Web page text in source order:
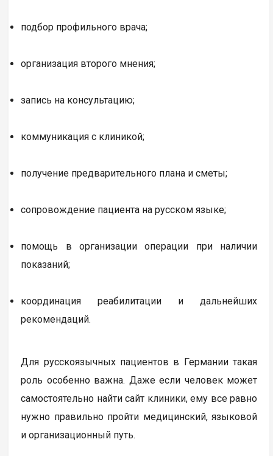
подбор профильного врача;
организация второго мнения;
запись на консультацию;
коммуникация с клиникой;
получение предварительного плана и сметы;
сопровождение пациента на русском языке;
помощь в организации операции при наличии
показаний;
координация реабилитации и дальнейших
рекомендаций.
Для русскоязычных пациентов в Германии такая
роль особенно важна. Даже если человек может
самостоятельно найти сайт клиники, ему все равно
нужно правильно пройти медицинский, языковой
и организационный путь.